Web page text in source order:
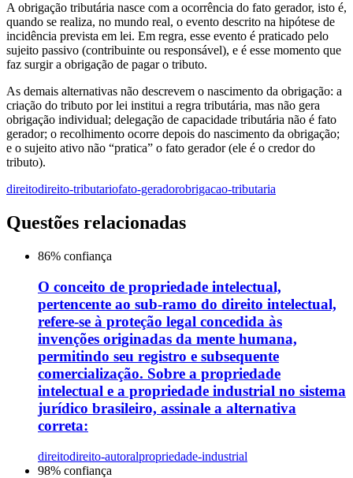
A obrigação tributária nasce com a ocorrência do fato gerador, isto é,
quando se realiza, no mundo real, o evento descrito na hipótese de
incidência prevista em lei. Em regra, esse evento é praticado pelo
sujeito passivo (contribuinte ou responsável), e é esse momento que
faz surgir a obrigação de pagar o tributo.
As demais alternativas não descrevem o nascimento da obrigação: a
criação do tributo por lei institui a regra tributária, mas não gera
obrigação individual; delegação de capacidade tributária não é fato
gerador; o recolhimento ocorre depois do nascimento da obrigação;
e o sujeito ativo não “pratica” o fato gerador (ele é o credor do
tributo).
direitodireito-tributariofato-geradorobrigacao-tributaria
Questões relacionadas
86% confiança
O conceito de propriedade intelectual,
pertencente ao sub-ramo do direito intelectual,
refere-se à proteção legal concedida às
invenções originadas da mente humana,
permitindo seu registro e subsequente
comercialização. Sobre a propriedade
intelectual e a propriedade industrial no sistema
jurídico brasileiro, assinale a alternativa
correta:
direitodireito-autoralpropriedade-industrial
98% confiança